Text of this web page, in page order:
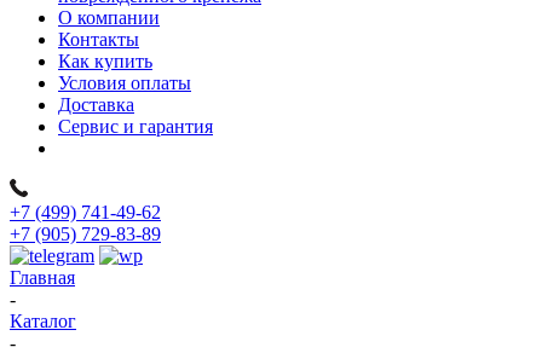
О компании
Контакты
Как купить
Условия оплаты
Доставка
Сервис и гарантия
+7 (499) 741-49-62
+7 (905) 729-83-89
Главная
-
Каталог
-